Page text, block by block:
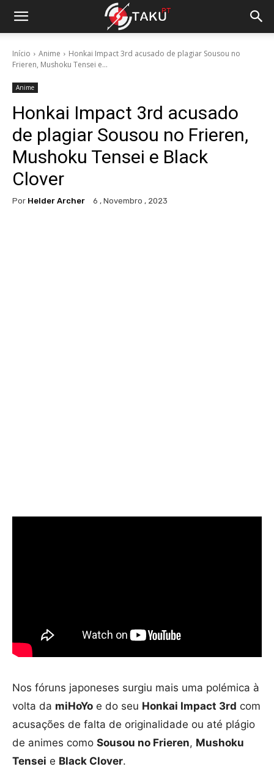
Início Anime
Honkai Impact 3rd acusado de plagiar Sousou no
Frieren, Mushoku Tensei e...
Anime
Honkai Impact 3rd acusado
de plagiar Sousou no Frieren,
Mushoku Tensei e Black
Clover
Por Helder Archer 6 , Novembro , 2023
Nos fóruns japoneses surgiu mais uma polémica à
volta da miHoYo e do seu Honkai Impact 3rd com
acusações de falta de originalidade ou até plágio
de animes como Sousou no Frieren, Mushoku
Tensei e Black Clover.